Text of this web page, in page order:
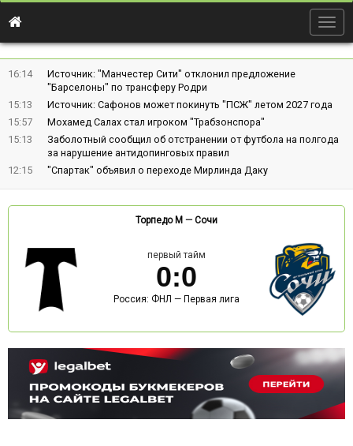
16:14
Источник: "Манчестер Сити" отклонил предложение
"Барселоны" по трансферу Родри
15:13
Источник: Сафонов может покинуть "ПСЖ" летом 2027 года
15:57
Мохамед Салах стал игроком "Трабзонспора"
15:13
Заболотный сообщил об отстранении от футбола на полгода
за нарушение антидопинговых правил
12:15
"Спартак" объявил о переходе Мирлинда Даку
Торпедо М — Сочи
первый тайм
0:0
Россия: ФНЛ — Первая лига